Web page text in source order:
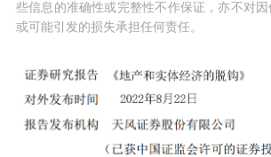
些信息的准确性或完整性不作保证，亦不对
或可能引发的损失承担任何责任。